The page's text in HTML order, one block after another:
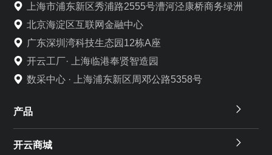
上海市浦东新区秀浦路2555号漕河泾康桥商务绿洲
北京海淀区互联网金融中心
广东深圳湾科技生态园12栋A座
开云工厂· 上海临港奉贤智造园
数采中心 · 上海浦东新区周邓公路5358号
产品
开云商城